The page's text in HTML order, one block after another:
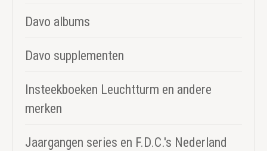
Davo albums
Davo supplementen
Insteekboeken Leuchtturm en andere
merken
Jaargangen series en F.D.C.'s Nederland